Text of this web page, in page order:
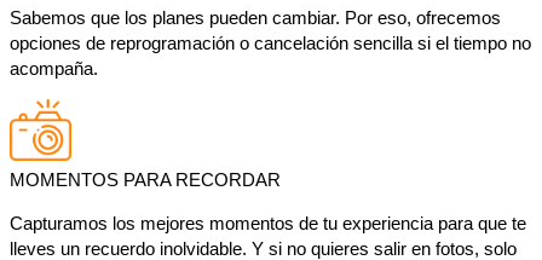
Sabemos que los planes pueden cambiar. Por eso, ofrecemos
opciones de reprogramación o cancelación sencilla si el tiempo no
acompaña.
MOMENTOS PARA RECORDAR
Capturamos los mejores momentos de tu experiencia para que te
lleves un recuerdo inolvidable. Y si no quieres salir en fotos, solo